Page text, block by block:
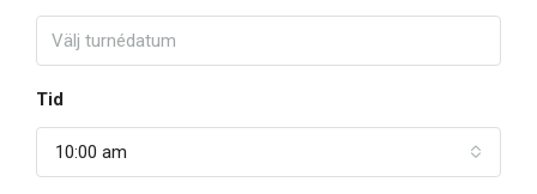
Tid
10:00 am